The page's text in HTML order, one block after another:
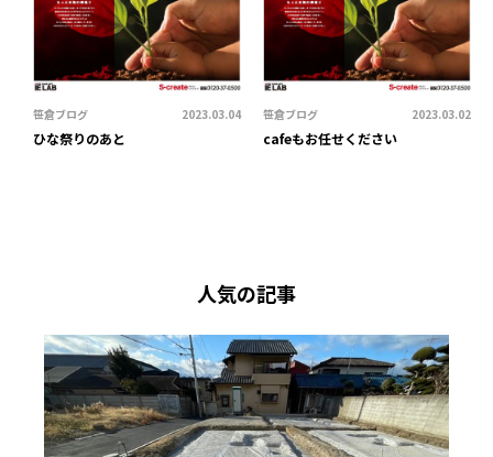
笹倉ブログ 2023.03.04
ひな祭りのあと
笹倉ブログ 2023.03.02
cafeもお任せください
人気の記事